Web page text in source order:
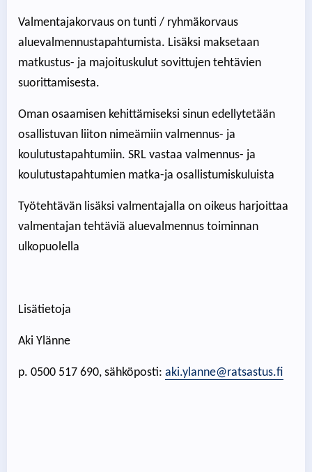
Valmentajakorvaus on tunti / ryhmäkorvaus
aluevalmennustapahtumista. Lisäksi maksetaan
matkustus- ja majoituskulut sovittujen tehtävien
suorittamisesta.
Oman osaamisen kehittämiseksi sinun edellytetään
osallistuvan liiton nimeämiin valmennus- ja
koulutustapahtumiin. SRL vastaa valmennus- ja
koulutustapahtumien matka-ja osallistumiskuluista
Työtehtävän lisäksi valmentajalla on oikeus harjoittaa
valmentajan tehtäviä aluevalmennus toiminnan
ulkopuolella
Lisätietoja
Aki Ylänne
p. 0500 517 690, sähköposti: aki.ylanne@ratsastus.fi